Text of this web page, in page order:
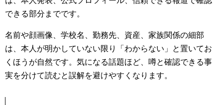
できる部分までです。
名前や顔画像、学校名、勤務先、資産、家族関係の細部
は、本人が明かしていない限り「わからない」と置いてお
くほうが自然です。気になる話題ほど、噂と確認できる事
実を分けて読むと誤解を避けやすくなります。